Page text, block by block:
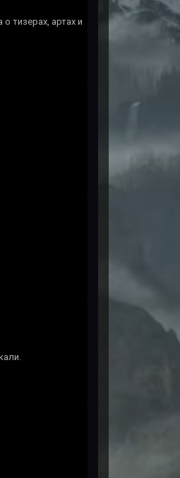
тизерах, артах и